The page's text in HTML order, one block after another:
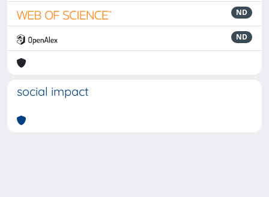
ND
ND
social impact